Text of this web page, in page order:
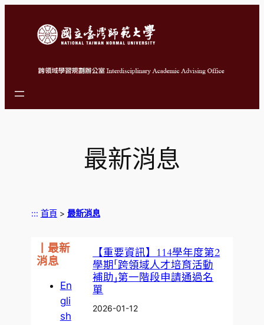
最新消息
::: 首頁> 最新消息
丨最新
消息
En
gli
sh
【重要資訊】114學年度第2
學期「跨領域人才培育活動
補助」第一階段申請通過名
單
2026-01-12